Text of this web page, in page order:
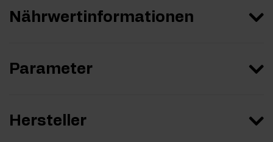
Nährwertinformationen
Parameter
Hersteller